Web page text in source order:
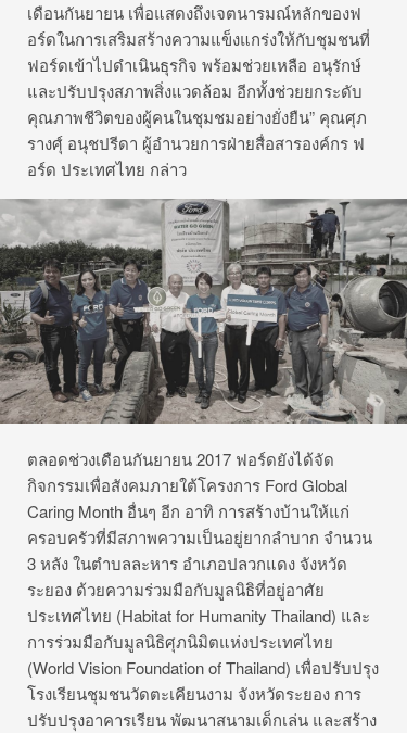
เดือนกันยายน เพื่อแสดงถึงเจตนารมณ์หลักของฟ
อร์ดในการเสริมสร้างความแข็งแกร่งให้กับชุมชนที่
ฟอร์ดเข้าไปดำเนินธุรกิจ พร้อมช่วยเหลือ อนุรักษ์
และปรับปรุงสภาพสิ่งแวดล้อม อีกทั้งช่วยยกระดับ
คุณภาพชีวิตของผู้คนในชุมชมอย่างยั่งยืน” คุณศุภ
รางศุ์ อนุชปรีดา ผู้อำนวยการฝ่ายสื่อสารองค์กร ฟ
อร์ด ประเทศไทย กล่าว
ตลอดช่วงเดือนกันยายน 2017 ฟอร์ดยังได้จัด
กิจกรรมเพื่อสังคมภายใต้โครงการ Ford Global
Caring Month อื่นๆ อีก อาทิ การสร้างบ้านให้แก่
ครอบครัวที่มีสภาพความเป็นอยู่ยากลำบาก จำนวน
3 หลัง ในตำบลละหาร อำเภอปลวกแดง จังหวัด
ระยอง ด้วยความร่วมมือกับมูลนิธิที่อยู่อาศัย
ประเทศไทย (Habitat for Humanity Thailand) และ
การร่วมมือกับมูลนิธิศุภนิมิตแห่งประเทศไทย
(World Vision Foundation of Thailand) เพื่อปรับปรุง
โรงเรียนชุมชนวัดตะเคียนงาม จังหวัดระยอง การ
ปรับปรุงอาคารเรียน พัฒนาสนามเด็กเล่น และสร้าง